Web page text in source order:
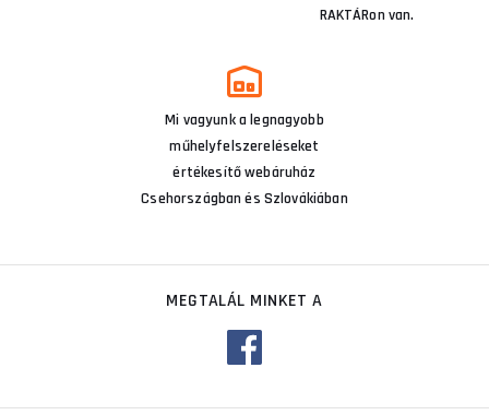
RAKTÁRon van.
Mi vagyunk a legnagyobb
műhelyfelszereléseket
értékesítő webáruház
Csehországban és Szlovákiában
MEGTALÁL MINKET A